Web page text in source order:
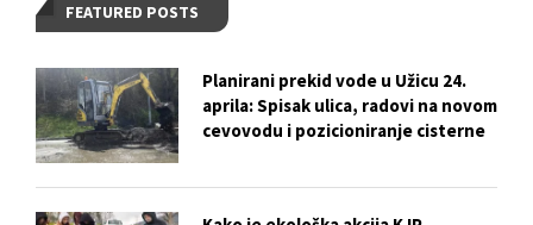
FEATURED POSTS
Planirani prekid vode u Užicu 24.
aprila: Spisak ulica, radovi na novom
cevovodu i pozicioniranje cisterne